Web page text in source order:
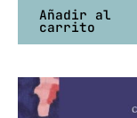
Añadir al
carrito